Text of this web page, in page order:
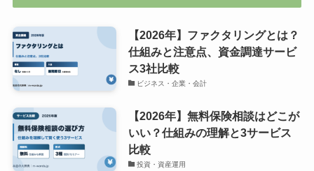
【2026年】ファクタリングとは？
仕組みと注意点、資金調達サービ
ス3社比較
ビジネス・企業・会計
【2026年】無料保険相談はどこが
いい？仕組みの理解と3サービス
比較
投資・資産運用